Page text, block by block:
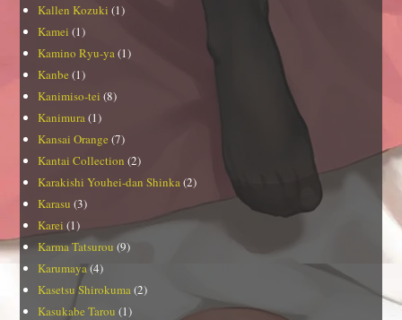
Kallen Kozuki (1)
Kamei (1)
Kamino Ryu-ya(1)
Kanbe (1)
Kanimiso-tei (8)
Kanimura(1)
Kansai Orange (7)
Kantai Collection (2)
Karakishi Youhei-dan Shinka(2)
Karasu (3)
Karei (1)
Karma Tatsurou (9)
Karumaya(4)
Kasetsu Shirokuma(2)
Kasukabe Tarou (1)